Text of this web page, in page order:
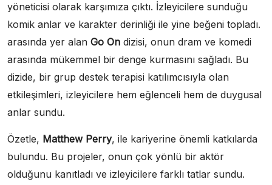
yöneticisi olarak karşımıza çıktı. İzleyicilere sunduğu
komik anlar ve karakter derinliği ile yine beğeni topladı.
arasında yer alan Go On dizisi, onun dram ve komedi
arasında mükemmel bir denge kurmasını sağladı. Bu
dizide, bir grup destek terapisi katılımcısıyla olan
etkileşimleri, izleyicilere hem eğlenceli hem de duygusal
anlar sundu.
Özetle, Matthew Perry, ile kariyerine önemli katkılarda
bulundu. Bu projeler, onun çok yönlü bir aktör
olduğunu kanıtladı ve izleyicilere farklı tatlar sundu.